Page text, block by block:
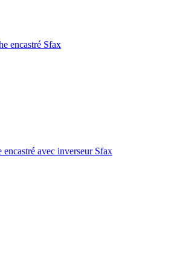
encastré Sfax
avec inverseur Sfax